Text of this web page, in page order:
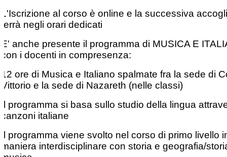
L'Iscrizione al corso è online e la successiva
terrà negli orari dedicati
E' anche presente il programma di MUSICA E
con i docenti in compresenza:
12 ore di Musica e Italiano spalmate fra la sede di
Vittorio e la sede di Nazareth (nelle classi)
Il programma si basa sullo studio della lingua
canzoni italiane
Il programma viene svolto nel corso di primo livello
maniera interdisciplinare con storia e geografia/